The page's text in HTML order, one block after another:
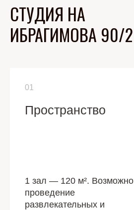
СТУДИЯ НА
ИБРАГИМОВА 90/2
1 зал — 120 м². Возможно
проведение
развлекательных и
Пространство
01